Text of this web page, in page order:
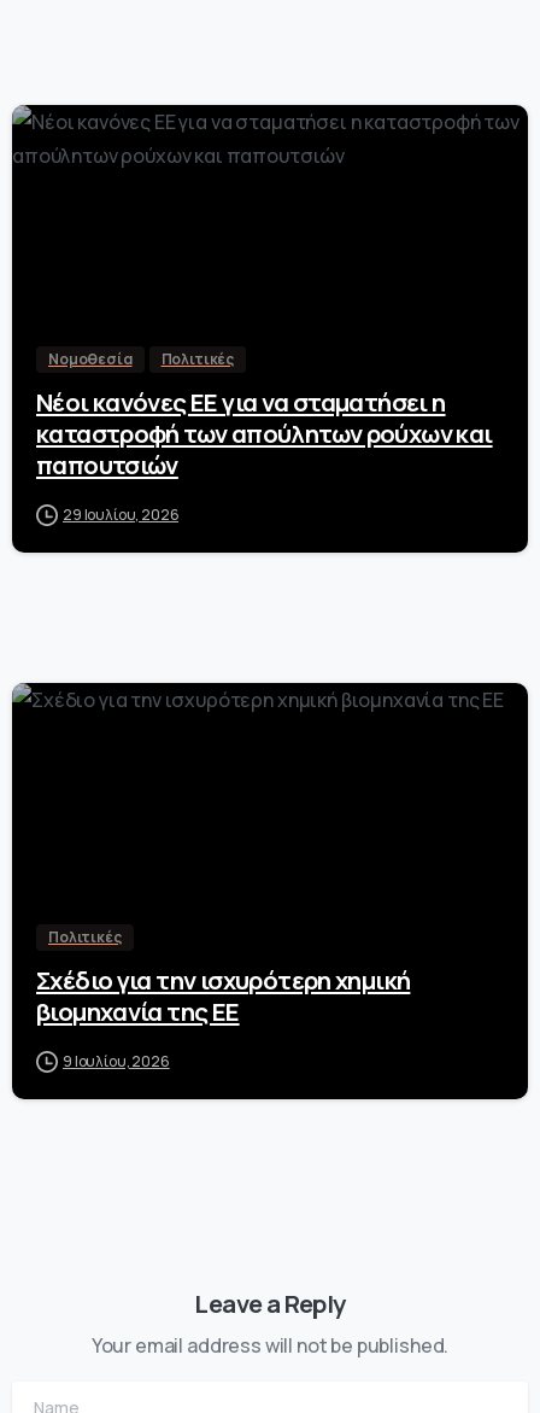
Νομοθεσία Πολιτικές
Νέοι κανόνες ΕΕ για να σταματήσει η
καταστροφή των απούλητων ρούχων και
παπουτσιών
29 Ιουλίου, 2026
Πολιτικές
Σχέδιο για την ισχυρότερη χημική
βιομηχανία της ΕΕ
9 Ιουλίου, 2026
Leave a Reply
Your email address will not be published.
Name